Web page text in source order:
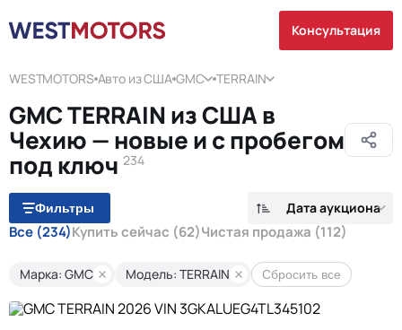
Консультация
WESTMOTORS Авто из США GMC TERRAIN
GMC TERRAIN из США в
Чехию — новые и с пробегом
под ключ 234
Фильтры Дата аукциона
Все (234)Купить сейчас (62)Чистая продажа (112)
Марка: GMC Модель: TERRAIN Сбросить все